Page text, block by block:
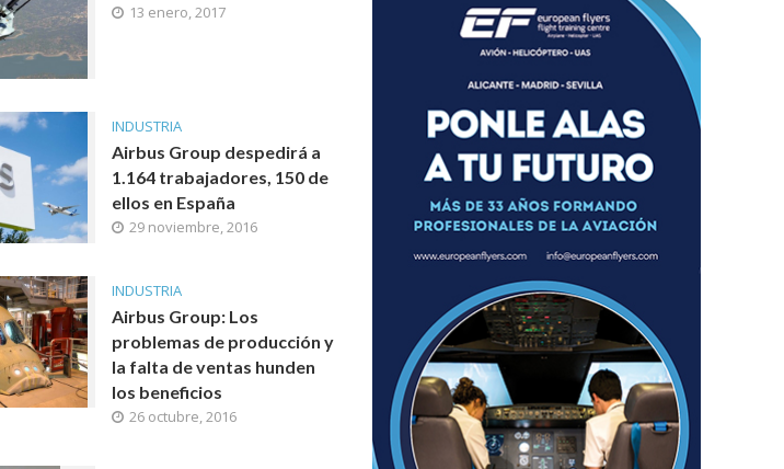
13 enero, 2017
INDUSTRIA
Airbus Group despedirá a
1.164 trabajadores, 150 de
ellos en España
29 noviembre, 2016
INDUSTRIA
Airbus Group: Los
problemas de producción y
la falta de ventas hunden
los beneficios
26 octubre, 2016